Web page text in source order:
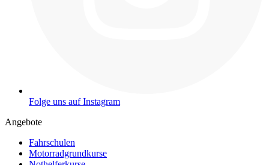
Folge uns auf Instagram
Angebote
Fahrschulen
Motorradgrundkurse